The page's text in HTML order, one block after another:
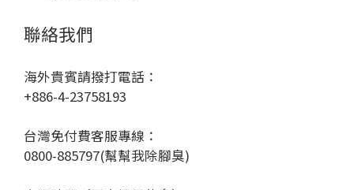
聯絡我們
海外貴賓請撥打電話：
+886-4-23758193
台灣免付費客服專線：
0800-885797(幫幫我除腳臭)